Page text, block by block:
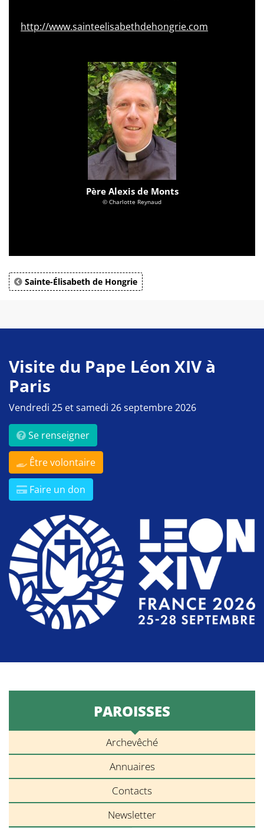
http://www.sainteelisabethdehongrie.com
Père Alexis de Monts
© Charlotte Reynaud
Sainte-Élisabeth de Hongrie
Visite du Pape Léon XIV à
Paris
Vendredi 25 et samedi 26 septembre 2026
Se renseigner
Être volontaire
Faire un don
PAROISSES
Archevêché
Annuaires
Contacts
Newsletter